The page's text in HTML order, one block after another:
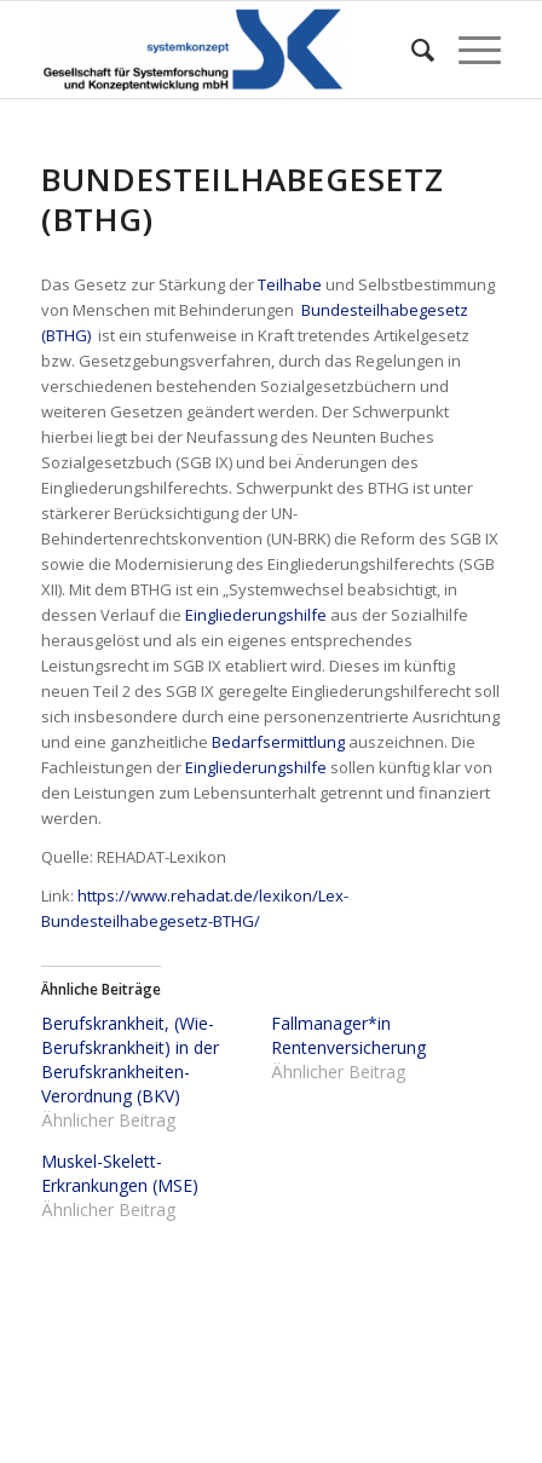
BUNDESTEILHABEGESETZ
(BTHG)
Das Gesetz zur Stärkung derTeilhabe und Selbstbestimmung
von Menschen mit Behinderungen  Bundesteilhabegesetz
(BTHG) ist ein stufenweise in Kraft tretendes Artikelgesetz
bzw. Gesetzgebungsverfahren, durch das Regelungen in
verschiedenen bestehenden Sozialgesetzbüchern und
weiteren Gesetzen geändert werden. Der Schwerpunkt
hierbei liegt bei der Neufassung des Neunten Buches
Sozialgesetzbuch (SGB IX) und bei Änderungen des
Eingliederungshilferechts. Schwerpunkt des BTHG ist unter
stärkerer Berücksichtigung der UN-
Behindertenrechtskonvention (UN-BRK) die Reform des SGB IX
sowie die Modernisierung des Eingliederungshilferechts (SGB
XII). Mit dem BTHG ist ein „Systemwechsel beabsichtigt, in
dessen Verlauf die Eingliederungshilfe aus der Sozialhilfe
herausgelöst und als ein eigenes entsprechendes
Leistungsrecht im SGB IX etabliert wird. Dieses im künftig
neuen Teil 2 des SGB IX geregelte Eingliederungshilferecht soll
sich insbesondere durch eine personenzentrierte Ausrichtung
und eine ganzheitliche Bedarfsermittlungauszeichnen. Die
Fachleistungen derEingliederungshilfe sollen künftig klar von
den Leistungen zum Lebensunterhalt getrennt und finanziert
werden.
Quelle: REHADAT-Lexikon
Link: https://www.rehadat.de/lexikon/Lex-
Bundesteilhabegesetz-BTHG/
Ähnliche Beiträge
Berufskrankheit, (Wie-
Berufskrankheit) in der
Berufskrankheiten-
Verordnung (BKV)
Ähnlicher Beitrag
Fallmanager*in
Rentenversicherung
Ähnlicher Beitrag
Muskel-Skelett-
Erkrankungen (MSE)
Ähnlicher Beitrag